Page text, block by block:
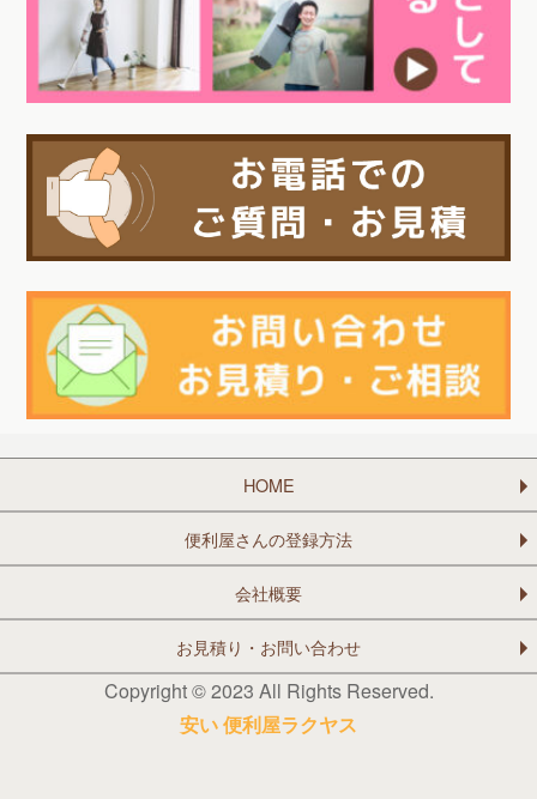
HOME
便利屋さんの登録方法
会社概要
お見積り・お問い合わせ
Copyright © 2023 All Rights Reserved.
安い 便利屋ラクヤス